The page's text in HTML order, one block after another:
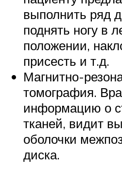
выполнить ряд
поднять ногу в
положении,
присесть и т.д.
Магнитно-
томография.
информацию о
тканей, видит
оболочки
диска.